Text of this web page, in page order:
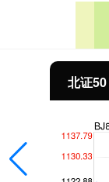
北证50